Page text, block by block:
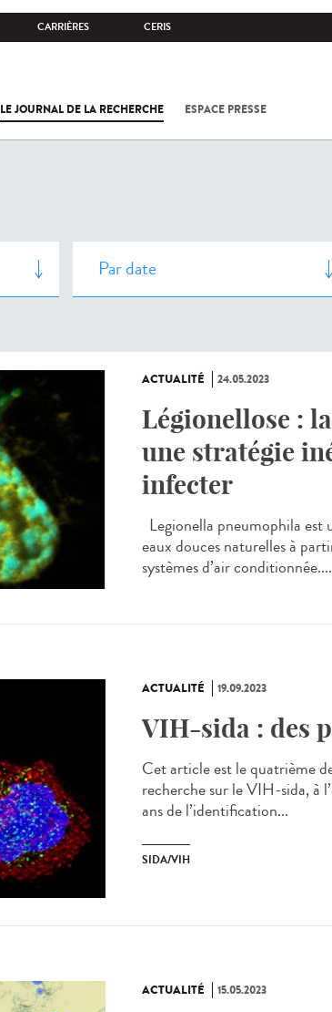
CARRIÈRES CERIS
LE JOURNAL DE LA RECHERCHE ESPACE PRESSE
COV-2 /
ACTUALITÉ 24.05.2023
Légionellose :
une stratégie
infecter
Legionella pneumophila est
eaux douces naturelles à
systèmes d’air conditionnée....
ACTUALITÉ 19.09.2023
VIH-sida : des
Cet article est le quatrième
recherche sur le VIH-sida, à
ans de l’identification...
SIDA/VIH
ACTUALITÉ 15.05.2023